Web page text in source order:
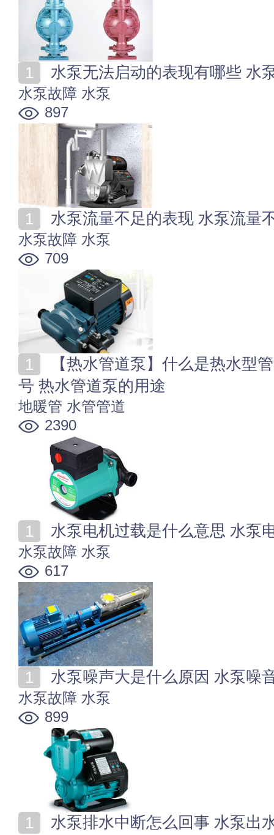
水泵无法启动的表现有哪些 水
水泵故障 水泵
897
水泵流量不足的表现 水泵流量
水泵故障 水泵
709
号 热水管道泵的用途
地暖管 水管管道
2390
水泵电机过载是什么意思 水泵
水泵故障 水泵
617
水泵噪声大是什么原因 水泵噪
水泵故障 水泵
899
水泵排水中断怎么回事 水泵出